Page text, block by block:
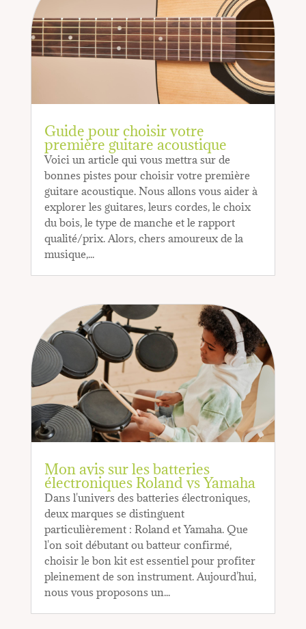
Guide pour choisir votre
première guitare acoustique
Voici un article qui vous mettra sur de
bonnes pistes pour choisir votre première
guitare acoustique. Nous allons vous aider à
explorer les guitares, leurs cordes, le choix
du bois, le type de manche et le rapport
qualité/prix. Alors, chers amoureux de la
musique,...
Mon avis sur les batteries
électroniques Roland vs Yamaha
Dans l'univers des batteries électroniques,
deux marques se distinguent
particulièrement : Roland et Yamaha. Que
l'on soit débutant ou batteur confirmé,
choisir le bon kit est essentiel pour profiter
pleinement de son instrument. Aujourd'hui,
nous vous proposons un...